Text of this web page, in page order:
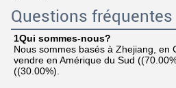
Questions fréquentes
1Qui sommes-nous?
Nous sommes basés à Zhejiang, en
vendre en Amérique du Sud
((30.00%).